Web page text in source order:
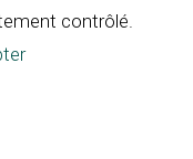
contrôlé.